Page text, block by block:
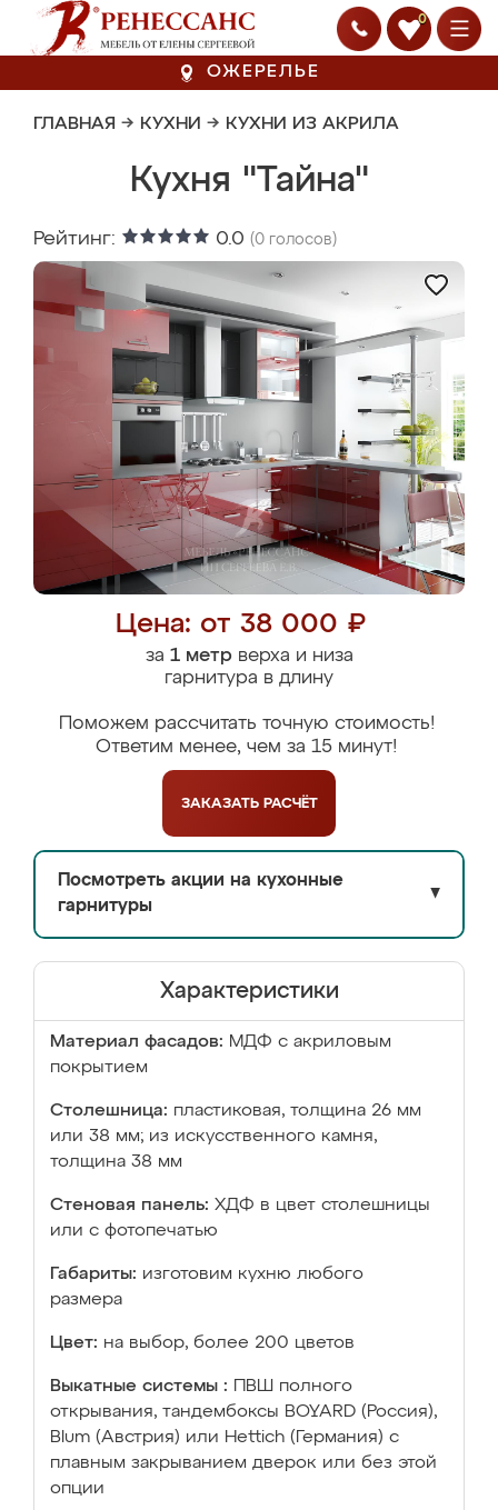
0
ОЖЕРЕЛЬЕ
ГЛАВНАЯ → КУХНИ → КУХНИ ИЗ АКРИЛА
Кухня "Тайна"
Рейтинг: 0.0 (0 голосов)
Цена: от 38 000 ₽
за 1 метрверха и низа
гарнитура в длину
Поможем рассчитать точную стоимость!
Ответим менее, чем за 15 минут!
ЗАКАЗАТЬ РАСЧЁТ
Посмотреть акции на кухонные
гарнитуры
▼
Характеристики
Материал фасадов: МДФ с акриловым
покрытием
Столешница: пластиковая, толщина 26 мм
или 38 мм; из искусственного камня,
толщина 38 мм
Стеновая панель: ХДФ в цвет столешницы
или с фотопечатью
Габариты: изготовим кухню любого
размера
Цвет: на выбор, более 200 цветов
Выкатные системы :
ПВШ полного
открывания, тандембоксы BOYARD (Россия),
Blum (Австрия) или Hettich (Германия) с
плавным закрыванием дверок или без этой
опции